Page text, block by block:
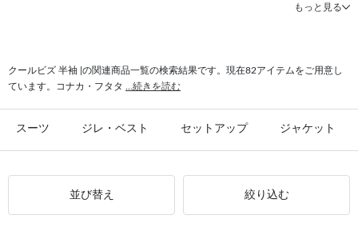
#ワンタック クールビズ
もっと見る
クールビズ 半袖 |の関連商品一覧の検索結果です。現在82アイテムをご用意し
ています。コナカ・フタタ
...続きを読む
スーツ ジレ・ベスト セットアップ ジャケット
並び替え 絞り込む